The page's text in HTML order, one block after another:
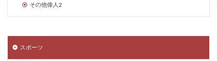
その他偉人2
スポーツ